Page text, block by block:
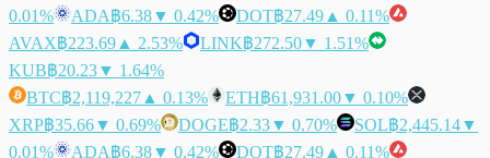
0.01%
ADA฿6.38▼ 0.42% DOT฿27.49 ▲ 0.11%
AVAX฿223.69 ▲ 2.53% LINK฿272.50▼ 1.51%
KUB฿20.23▼ 1.64%
BTC฿2,119,227 ▲ 0.13% ETH฿61,931.00▼ 0.10%
XRP฿35.66▼ 0.69% DOGE฿2.33▼ 0.70% SOL฿2,445.14▼
0.01%
ADA฿6.38▼ 0.42% DOT฿27.49 ▲ 0.11%